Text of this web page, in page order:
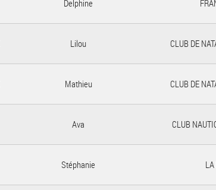
Delphine
Lilou CLUB DE
Mathieu CLUB DE
Ava CLUB
Stéphanie